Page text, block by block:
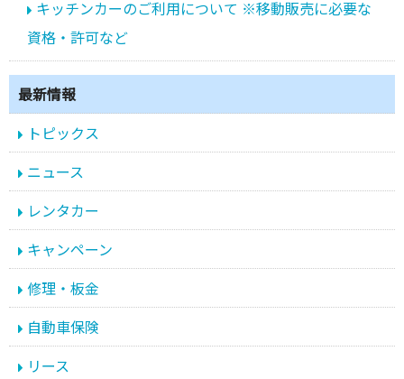
キッチンカーのご利用について ※移動販売に必要な
資格・許可など
最新情報
トピックス
ニュース
レンタカー
キャンペーン
修理・板金
自動車保険
リース